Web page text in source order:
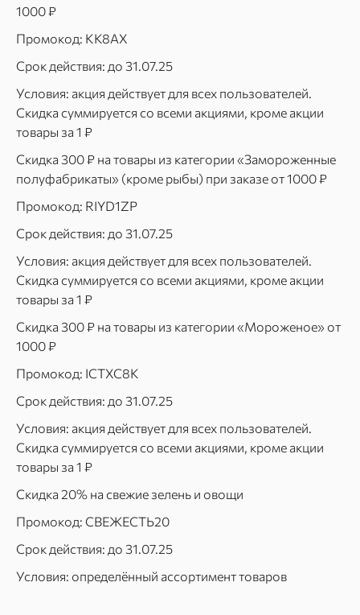
1000 ₽
Промокод: KK8AX
Срок действия: до 31.07.25
Условия: акция действует для всех пользователей.
Скидка суммируется со всеми акциями, кроме акции
товары за 1 ₽
Скидка 300 ₽ на товары из категории «Замороженные
полуфабрикаты» (кроме рыбы) при заказе от 1000 ₽
Промокод: RIYD1ZP
Срок действия: до 31.07.25
Условия: акция действует для всех пользователей.
Скидка суммируется со всеми акциями, кроме акции
товары за 1 ₽
Скидка 300 ₽ на товары из категории «Мороженое» от
1000 ₽
Промокод: ICTXC8K
Срок действия: до 31.07.25
Условия: акция действует для всех пользователей.
Скидка суммируется со всеми акциями, кроме акции
товары за 1 ₽
Скидка 20% на свежие зелень и овощи
Промокод: СВЕЖЕСТЬ20
Срок действия: до 31.07.25
Условия: определённый ассортимент товаров